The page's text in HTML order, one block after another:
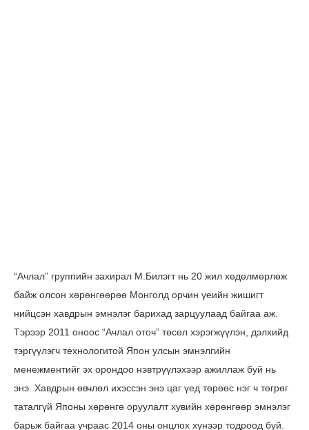
“Ачлал” группийн захирал М.Билэгт нь 20 жил хөдөлмөрлөж
байж олсон хөрөнгөөрөө Монголд орчин үеийн жишигт
нийцсэн хавдрын эмнэлэг барихад зарцуулаад байгаа аж.
Тэрээр 2011 оноос “Ачлал оточ” төсөл хэрэгжүүлэн, дэлхийд
тэргүүлэгч технологитой Япон улсын эмнэлгийн
менежментийг эх орондоо нэвтрүүлэхээр ажиллаж буй нь
энэ. Хавдрын өвчлөл ихэссэн энэ цаг үед төрөөс нэг ч төгрөг
таталгүй Японы хөрөнгө оруулалт хувийн хөрөнгөөр эмнэлэг
барьж байгаа учраас 2014 оны онцлох хүнээр тодроод буй.